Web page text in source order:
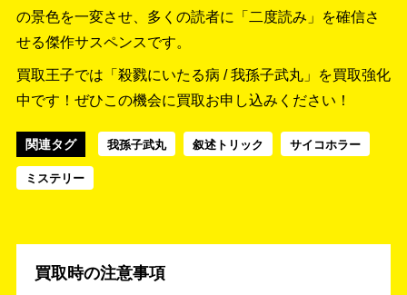
の景色を一変させ、多くの読者に「二度読み」を確信さ
せる傑作サスペンスです。
買取王子では「殺戮にいたる病 / 我孫子武丸」を買取強化
中です！ ぜひこの機会に買取お申し込みください！
関連タグ 我孫子武丸 叙述トリック サイコホラー
ミステリー
買取時の注意事項